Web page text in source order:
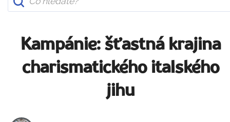
Kampánie: šťastná krajina
charismatického italského
jihu